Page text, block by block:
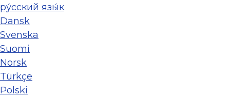
ру́сский язы́к
Dansk
Svenska
Suomi
Norsk
Türkçe
Polski